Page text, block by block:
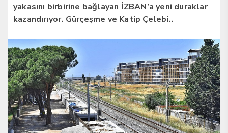
yakasını birbirine bağlayan İZBAN’a yeni duraklar
kazandırıyor. Gürçeşme ve Katip Çelebi..